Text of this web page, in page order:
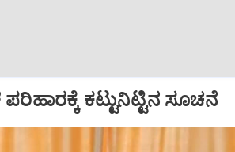
ಕಟ್ಟುನಿಟ್ಟಿನ ಸೂಚನೆ